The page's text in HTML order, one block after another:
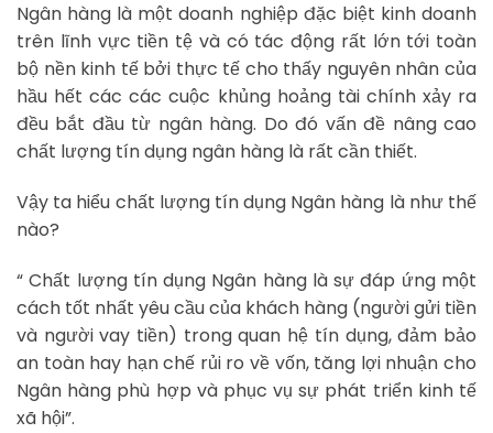
Ngân hàng là một doanh nghiệp đặc biệt kinh doanh
trên lĩnh vực tiền tệ và có tác động rất lớn tới toàn
bộ nền kinh tế bởi thực tế cho thấy nguyên nhân của
hầu hết các các cuộc khủng hoảng tài chính xảy ra
đều bắt đầu từ ngân hàng. Do đó vấn đề nâng cao
chất lượng tín dụng ngân hàng là rất cần thiết.
Vậy ta hiểu chất lượng tín dụng Ngân hàng là như thế
nào?
“ Chất lượng tín dụng Ngân hàng là sự đáp ứng một
cách tốt nhất yêu cầu của khách hàng (người gửi tiền
và người vay tiền) trong quan hệ tín dụng, đảm bảo
an toàn hay hạn chế rủi ro về vốn, tăng lợi nhuận cho
Ngân hàng phù hợp và phục vụ sự phát triển kinh tế
xã hội”.